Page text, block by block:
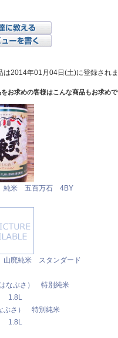
は2014年01月04日(土)に登録されま
お求めの客様はこんな商品もお求めで
純米 五百万石 4BY
廃純米 スタンダード
ぶさ） 特別純米
1.8L